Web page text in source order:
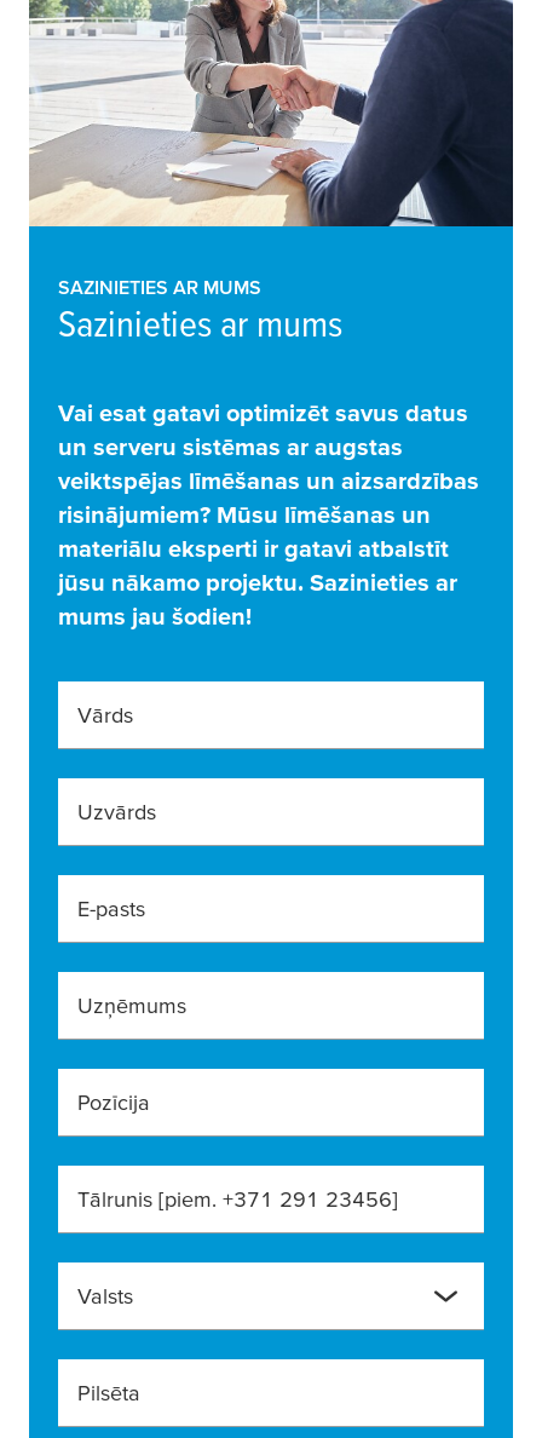
SAZINIETIES AR MUMS
Sazinieties ar mums
Vai esat gatavi optimizēt savus datus
un serveru sistēmas ar augstas
veiktspējas līmēšanas un aizsardzības
risinājumiem? Mūsu līmēšanas un
materiālu eksperti ir gatavi atbalstīt
jūsu nākamo projektu. Sazinieties ar
mums jau šodien!
Vārds
Uzvārds
E-pasts
Uzņēmums
Pozīcija
Tālrunis [piem. +371 291 23456]
Valsts
Pilsēta